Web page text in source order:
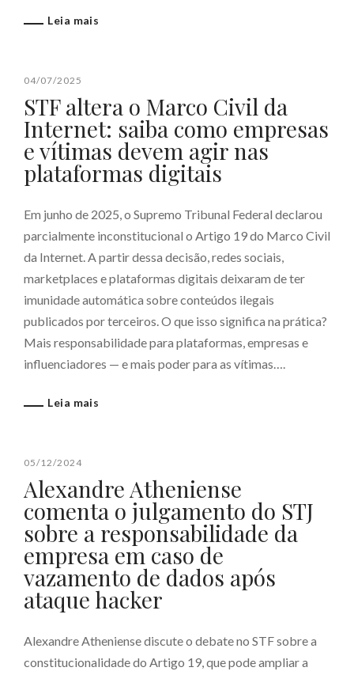
Leia mais
04/07/2025
STF altera o Marco Civil da
Internet: saiba como empresas
e vítimas devem agir nas
plataformas digitais
Em junho de 2025, o Supremo Tribunal Federal declarou
parcialmente inconstitucional o Artigo 19 do Marco Civil
da Internet. A partir dessa decisão, redes sociais,
marketplaces e plataformas digitais deixaram de ter
imunidade automática sobre conteúdos ilegais
publicados por terceiros. O que isso significa na prática?
Mais responsabilidade para plataformas, empresas e
influenciadores — e mais poder para as vítimas….
Leia mais
05/12/2024
Alexandre Atheniense
comenta o julgamento do STJ
sobre a responsabilidade da
empresa em caso de
vazamento de dados após
ataque hacker
Alexandre Atheniense discute o debate no STF sobre a
constitucionalidade do Artigo 19, que pode ampliar a